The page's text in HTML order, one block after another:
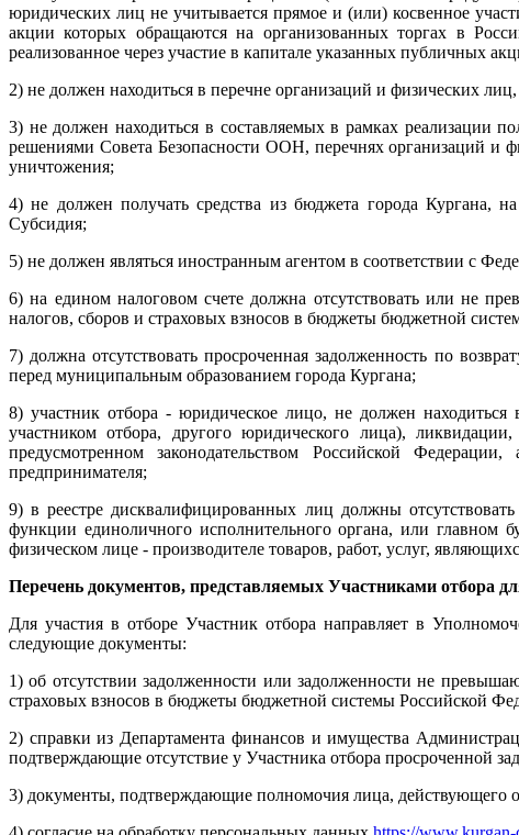
юридических лиц не учитывается прямое и (или) косвенное
акции которых обращаются на организованных торгах в
реализованное через участие в капитале указанных публичных
2) не должен находиться в перечне организаций и физических
3) не должен находиться в составляемых в рамках реализации
решениями Совета Безопасности ООН, перечнях организаций и
уничтожения;
4) не должен получать средства из бюджета города Кургана,
Субсидия;
5) не должен являться иностранным агентом в соответствии с
6) на едином налоговом счете должна отсутствовать или не
налогов, сборов и страховых взносов в бюджеты бюджетной
7) должна отсутствовать просроченная задолженность по
перед муниципальным образованием города Кургана;
8) участник отбора - юридическое лицо, не должен
участником отбора, другого юридического лица),
предусмотренном законодательством Российской
предпринимателя;
9) в реестре дисквалифицированных лиц должны
функции единоличного исполнительного органа, или главном
физическом лице - производителе товаров, работ, услуг,
Перечень документов, представляемых Участниками отбора
Для участия в отборе Участник отбора направляет в
следующие документы:
1) об отсутствии задолженности или задолженности не
страховых взносов в бюджеты бюджетной системы Российской
2) справки из Департамента финансов и имущества
подтверждающие отсутствие у Участника отбора просроченной
3) документы, подтверждающие полномочия лица, действующего